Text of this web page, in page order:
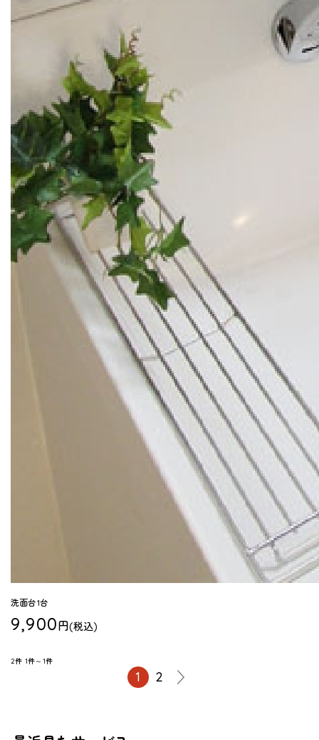
洗面台1台
9,900円(税込)
2件 1件～1件
1 2